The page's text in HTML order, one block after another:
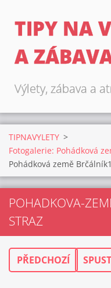
TIPY NA
A
Výlety, zábava a
TIPNAVYLETY >
Fotogalerie: Pohádková
Pohádková země
POHADKOVA-
STRAZ
PŘEDCHOZÍ